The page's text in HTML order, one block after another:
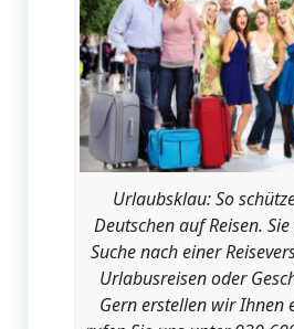
Urlaubsklau: So
Deutschen auf Reisen.
Suche nach einer
Urlabusreisen oder
Gern erstellen wir Ihnen